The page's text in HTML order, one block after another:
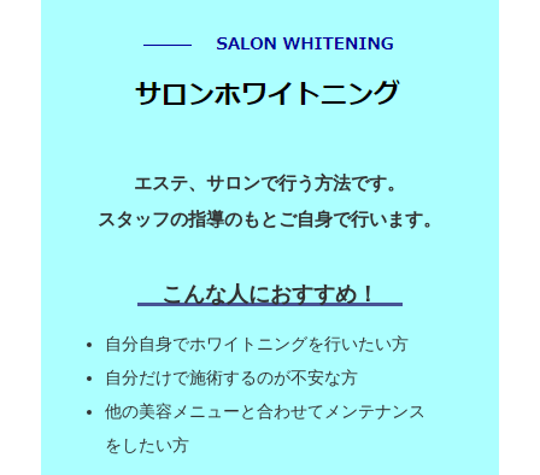
エステ、サロンで行う方法です。
スタッフの指導のもとご自身で行います。
こんな人におすすめ！
自分自身でホワイトニングを行いたい方
自分だけで施術するのが不安な方
他の美容メニューと合わせてメンテナンス
をしたい方